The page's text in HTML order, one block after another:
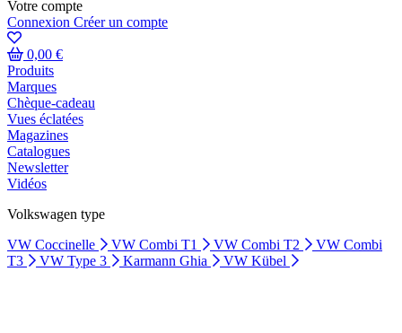
Votre compte
Connexion Créer un compte
0,00 €
Produits
Marques
Chèque-cadeau
Vues éclatées
Magazines
Catalogues
Newsletter
Vidéos
Volkswagen type
VW Coccinelle
VW Combi T1 VW Combi T2
VW Combi
T3
VW Type 3 Karmann Ghia VW Kübel